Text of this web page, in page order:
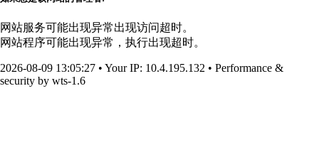
网站服务可能出现异常出现访问超时。
网站程序可能出现异常，执行出现超时。
2026-08-09 13:05:27 • Your IP: 10.4.195.132 • Performance &
security by wts-1.6